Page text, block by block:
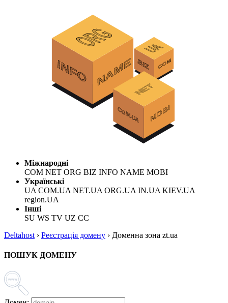
Міжнародні
COM NET ORG BIZ INFO NAME MOBI
Українські
UA COM.UA NET.UA ORG.UA IN.UA KIEV.UA
region.UA
Інші
SU WS TV UZ CC
Deltahost › Реєстрація домену › Доменна зона zt.ua
ПОШУК ДОМЕНУ